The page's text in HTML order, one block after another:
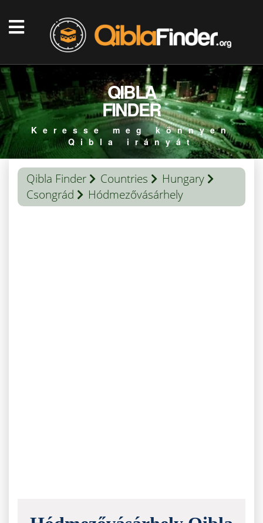
QIBLA
FINDER
Keresse meg könnyen
Qibla irányát
Qibla Finder Countries
Hungary
Csongrád
Hódmezővásárhely